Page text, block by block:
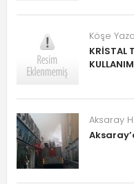
Köşe
KRİSTAL
Aksaray